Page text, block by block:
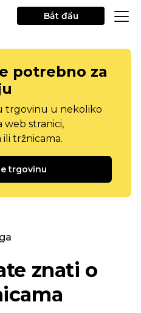
Bắt đầu
potrebno za
trgovinu u nekoliko
web stranici,
tržnicama.
trgovinu
znati o